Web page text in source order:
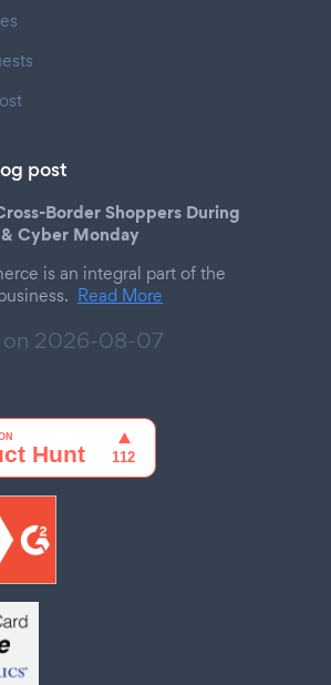
post
Border Shoppers During
Cyber Monday
is an integral part of the
Read More
2026-08-07